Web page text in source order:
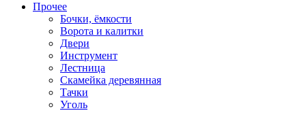
Прочее
Бочки, ёмкости
Ворота и калитки
Двери
Инструмент
Лестница
Скамейка деревянная
Тачки
Уголь